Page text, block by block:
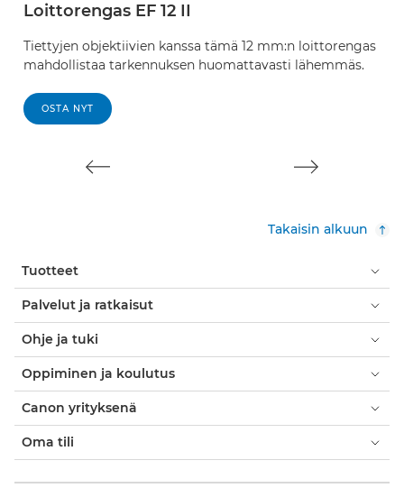
Loittorengas EF 12 II
Tiettyjen objektiivien kanssa tämä 12 mm:n loittorengas
mahdollistaa tarkennuksen huomattavasti lähemmäs.
OSTA NYT
Takaisin alkuun
Tuotteet
Palvelut ja ratkaisut
Ohje ja tuki
Oppiminen ja koulutus
Canon yrityksenä
Oma tili